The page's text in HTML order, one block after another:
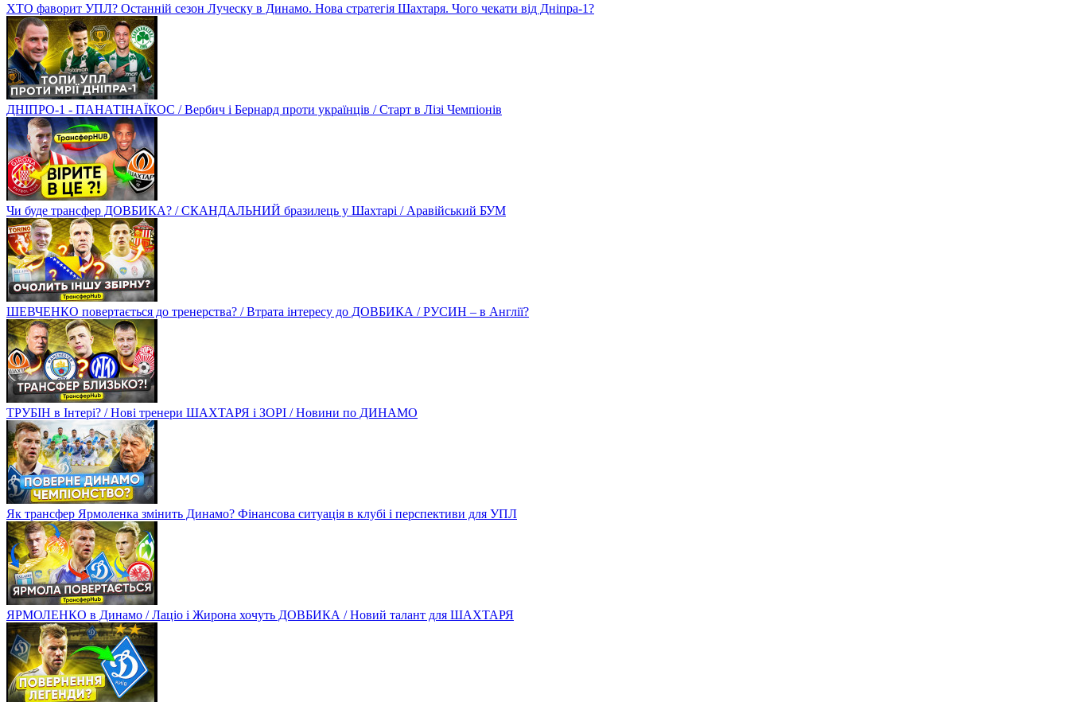
ХТО фаворит УПЛ? Останній сезон Луческу в Динамо. Нова стратегія Шахтаря. Чого чекати від Дніпра-1?
ДНІПРО-1 - ПАНАТІНАЇКОС / Вербич і Бернард проти українців / Старт в Лізі Чемпіонів
Чи буде трансфер ДОВБИКА? / СКАНДАЛЬНИЙ бразилець у Шахтарі / Аравійський БУМ
ШЕВЧЕНКО повертається до тренерства? / Втрата інтересу до ДОВБИКА / РУСИН – в Англії?
ТРУБІН в Інтері? / Нові тренери ШАХТАРЯ і ЗОРІ / Новини по ДИНАМО
Як трансфер Ярмоленка змінить Динамо? Фінансова ситуація в клубі і перспективи для УПЛ
ЯРМОЛЕНКО в Динамо / Лаціо і Жирона хочуть ДОВБИКА / Новий талант для ШАХТАРЯ